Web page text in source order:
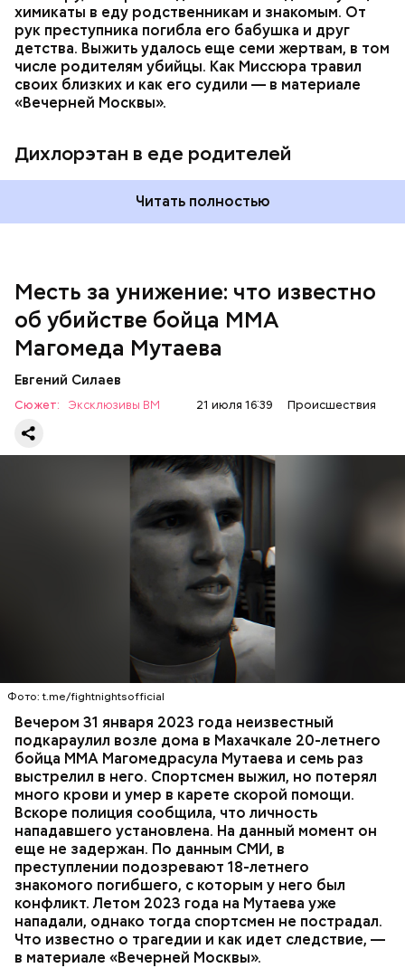
химикаты в еду родственникам и знакомым. От
рук преступника погибла его бабушка и друг
детства. Выжить удалось еще семи жертвам, в том
числе родителям убийцы. Как Миссюра травил
своих близких и как его судили — в материале
«Вечерней Москвы».
Дихлорэтан в еде родителей
Читать полностью
Месть за унижение: что известно
об убийстве бойца ММА
Магомеда Мутаева
Евгений Силаев
Сюжет: Эксклюзивы ВМ 21 июля 16:39 Происшествия
Фото: t.me/fightnightsofficial
Вечером 31 января 2023 года неизвестный
подкараулил возле дома в Махачкале 20-летнего
бойца ММА Магомедрасула Мутаева и семь раз
выстрелил в него. Спортсмен выжил, но потерял
много крови и умер в карете скорой помощи.
Вскоре полиция сообщила, что личность
нападавшего установлена. На данный момент он
еще не задержан. По данным СМИ, в
преступлении подозревают 18-летнего
знакомого погибшего, с которым у него был
конфликт. Летом 2023 года на Мутаева уже
нападали, однако тогда спортсмен не пострадал.
Что известно о трагедии и как идет следствие, —
в материале «Вечерней Москвы».
Вечером 31 января Мутаев возвращался домой с
тренировки. Во дворе жилого дома на улице
Гапцахской в Махачкале на бойца напал
неизвестный. Он выскочил из подъезда, выстрелил
Очевидцы трагедии вызвали полицию и скорую
помощь, однако врачи оказались бессильны —
пострадавший умер по пути в больницу.
двум статьям: «Убийство» и «Незаконный оборот
оружия». Расследование уголовного дела
контроль
России Александр Бастрыкин.
— Личность подозреваемого установлена,
полицией принимаются меры к задержанию, —
Республике Дагестан.
СПОРТ СЛЕДСТВЕННЫЙ КОМИТЕТ
ММА
РЕСПУБЛИКА ДАГЕСТАН
СМЕРТЬ